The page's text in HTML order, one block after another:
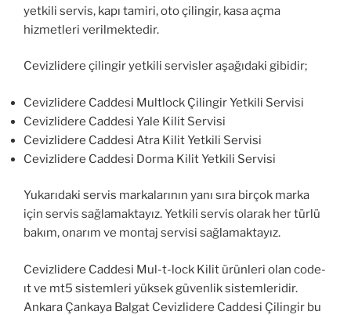
yetkili servis, kapı tamiri, oto çilingir, kasa açma
hizmetleri verilmektedir.
Cevizlidere çilingir yetkili servisler aşağıdaki gibidir;
Cevizlidere Caddesi Multlock Çilingir Yetkili Servisi
Cevizlidere Caddesi Yale Kilit Servisi
Cevizlidere Caddesi Atra Kilit Yetkili Servisi
Cevizlidere Caddesi Dorma Kilit Yetkili Servisi
Yukarıdaki servis markalarının yanı sıra birçok marka
için servis sağlamaktayız. Yetkili servis olarak her türlü
bakım, onarım ve montaj servisi sağlamaktayız.
Cevizlidere Caddesi Mul-t-lock Kilit ürünleri olan code-
ıt ve mt5 sistemleri yüksek güvenlik sistemleridir.
Ankara Çankaya Balgat Cevizlidere Caddesi Çilingir bu